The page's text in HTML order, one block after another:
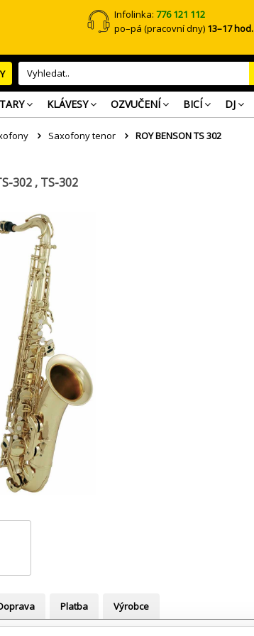
Infolinka:776 121 112
po–pá (pracovní dny) 13–17 hod.
KLÁVESY OZVUČENÍ BICÍ DJ
Saxofony tenor ROY BENSON TS 302
302 , TS-302
Platba Výrobce